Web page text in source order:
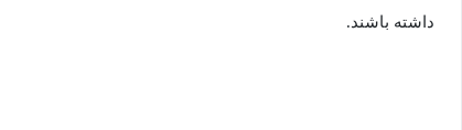
داشته باشند.